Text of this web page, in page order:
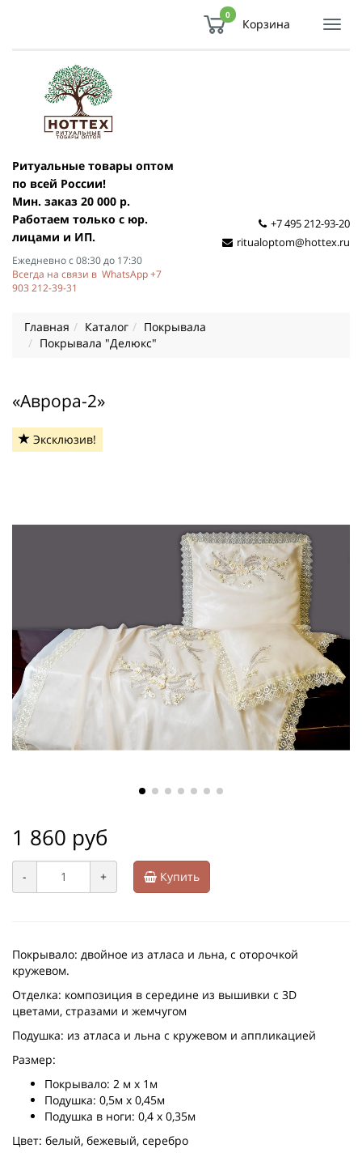
0
Корзина
Ритуальные товары оптом
по всей России!
Мин. заказ 20 000 р.
Работаем только с юр.
лицами и ИП.
Ежедневно с 08:30 до 17:30
Всегда на связи в WhatsApp +7
903 212-39-31
+7 495 212-93-20
ritualoptom@hottex.ru
Главная Каталог
Покрывала
Покрывала "Делюкс"
«Аврора-2»
Эксклюзив!
1 860 руб
- + Купить
Покрывало: двойное из атласа и льна, с оторочкой
кружевом.
Отделка: композиция в середине из вышивки с 3D
цветами, стразами и жемчугом
Подушка: из атласа и льна с кружевом и аппликацией
Размер:
Покрывало: 2 м х 1м
Подушка: 0,5м х 0,45м
Подушка в ноги: 0,4 х 0,35м
Цвет: белый, бежевый, серебро